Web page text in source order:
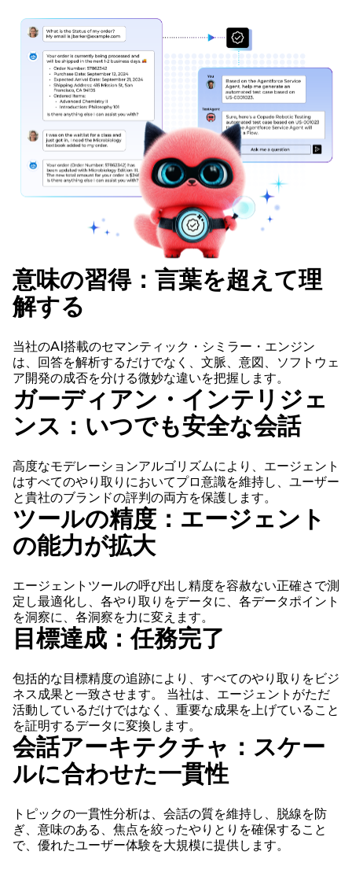
意味の習得：言葉を超えて理
解する
当社のAI搭載のセマンティック・シミラー・エンジン
は、回答を解析するだけでなく、文脈、意図、ソフトウェ
ア開発の成否を分ける微妙な違いを把握します。
ガーディアン・インテリジェ
ンス：いつでも安全な会話
高度なモデレーションアルゴリズムにより、エージェント
はすべてのやり取りにおいてプロ意識を維持し、ユーザー
と貴社のブランドの評判の両方を保護します。
ツールの精度：エージェント
の能力が拡大
エージェントツールの呼び出し精度を容赦ない正確さで測
定し最適化し、各やり取りをデータに、各データポイント
を洞察に、各洞察を力に変えます。
目標達成：任務完了
包括的な目標精度の追跡により、すべてのやり取りをビジ
ネス成果と一致させます。 当社は、エージェントがただ
活動しているだけではなく、重要な成果を上げていること
を証明するデータに変換します。
会話アーキテクチャ：スケー
ルに合わせた一貫性
トピックの一貫性分析は、会話の質を維持し、脱線を防
ぎ、意味のある、焦点を絞ったやりとりを確保すること
で、優れたユーザー体験を大規模に提供します。